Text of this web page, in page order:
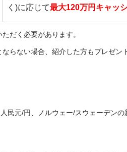
く)に応じて最大120万円キャッ
だく必要があります。
らない場合、紹介した方もプレゼン
元/円、ノルウェー/スウェーデンの